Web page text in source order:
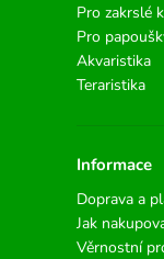
Pro zakrslé
Pro
Akvaristika
Teraristika
Informace
Doprava a
Jak
Věrnostní